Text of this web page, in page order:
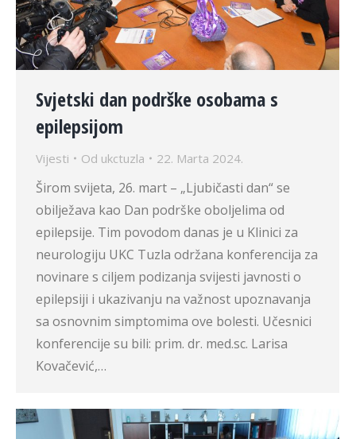
Svjetski dan podrške osobama s
epilepsijom
Vijesti Od ukctuzla 22. Marta 2024.
Širom svijeta, 26. mart – „Ljubičasti dan“ se
obilježava kao Dan podrške oboljelima od
epilepsije. Tim povodom danas je u Klinici za
neurologiju UKC Tuzla održana konferencija za
novinare s ciljem podizanja svijesti javnosti o
epilepsiji i ukazivanju na važnost upoznavanja
sa osnovnim simptomima ove bolesti. Učesnici
konferencije su bili: prim. dr. med.sc. Larisa
Kovačević,…